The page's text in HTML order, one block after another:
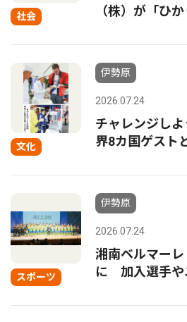
社会
（株）が「ひか
文化
伊勢原
2026.07.24
チャレンジし
界8カ国ゲスト
スポーツ
伊勢原
2026.07.24
湘南ベルマー
に 加入選手や